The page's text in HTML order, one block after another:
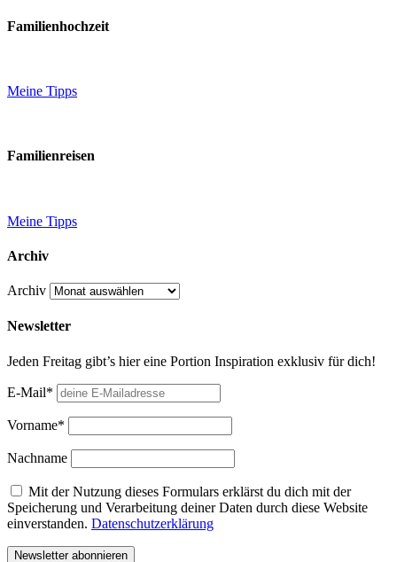
Familienhochzeit
Meine Tipps
Familienreisen
Meine Tipps
Archiv
Archiv
Newsletter
Jeden Freitag gibt’s hier eine Portion Inspiration exklusiv für dich!
E-Mail*
Vorname*
Nachname
Mit der Nutzung dieses Formulars erklärst du dich mit der
Speicherung und Verarbeitung deiner Daten durch diese Website
einverstanden. Datenschutzerklärung